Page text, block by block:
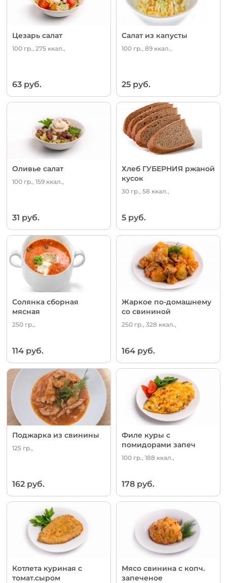
Цезарь салат
100 гр., 275 ккал.,
63 руб.
Салат из капусты
100 гр., 89 ккал.,
25 руб.
Оливье салат
100 гр., 159 ккал.,
31 руб.
Хлеб ГУБЕРНИЯ ржаной
кусок
30 гр., 58 ккал.,
5 руб.
Солянка сборная
мясная
250 гр.,
114 руб.
Жаркое по-домашнему
со свининой
250 гр., 328 ккал.,
164 руб.
Поджарка из свинины
125 гр.,
162 руб.
Филе куры с
помидорами запеч
100 гр., 188 ккал.,
178 руб.
Котлета куриная с
томат.сыром
Мясо свинина с копч.
запеченое